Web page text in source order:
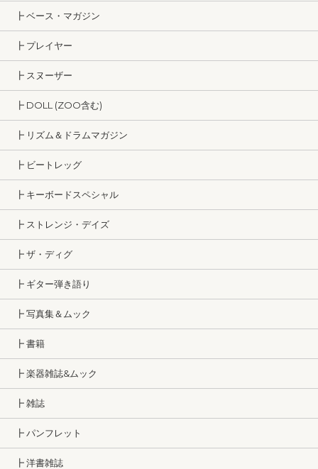
┣ ベース・マガジン
┣ プレイヤー
┣ スヌーザー
┣ DOLL (ZOO含む)
┣ リズム＆ドラムマガジン
┣ ビートレッグ
┣ キーボードスペシャル
┣ ストレンジ・デイズ
┣ ザ・ディグ
┣ ギター弾き語り
┣ 写真集＆ムック
┣ 書籍
┣ 楽器雑誌&ムック
┣ 雑誌
┣ パンフレット
┣ 洋書雑誌